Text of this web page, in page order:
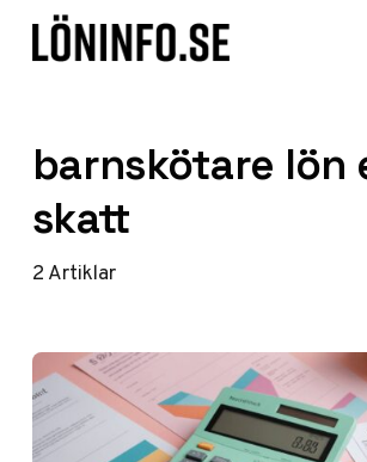
Hoppa till innehåll
barnskötare lön
skatt
2Artiklar